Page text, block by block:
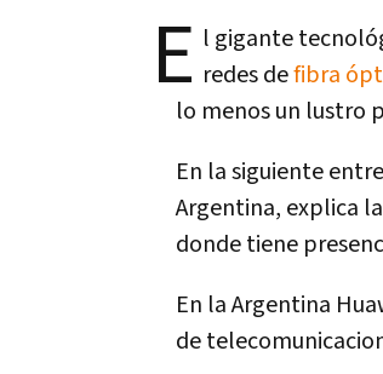
E l gigante
redes defibra
lo menos un lustro
En la siguiente
Argentina, explica
donde tiene
En la Argentina
de